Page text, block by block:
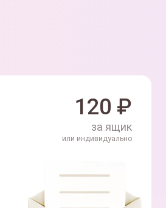
120 ₽
за ящик
или индивидуально